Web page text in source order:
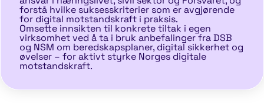
forstå hvilke suksesskriterier som er avgjørende
for digital motstandskraft i praksis.
Omsette innsikten til konkrete tiltak i egen
virksomhet ved å ta i bruk anbefalinger fra DSB
og NSM om beredskapsplaner, digital sikkerhet og
øvelser – for aktivt styrke Norges digitale
motstandskraft.